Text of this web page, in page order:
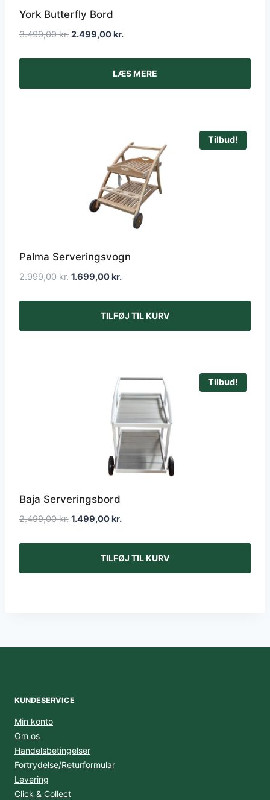
York Butterfly Bord
3.499,00kr. Den
2.499,00kr.Den
er:
LÆS MERE
Tilbud!
Palma Serveringsvogn
2.999,00kr. Den
1.699,00kr.Den
er:
TILFØJ TIL KURV
Tilbud!
Baja Serveringsbord
2.499,00kr. Den
1.499,00kr.Den
er:
TILFØJ TIL KURV
KUNDESERVICE
Min konto
Om os
Handelsbetingelser
Fortrydelse/Returformular
Levering
Click & Collect